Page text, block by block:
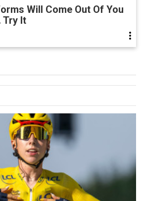
Will Come Out Of You
Try It